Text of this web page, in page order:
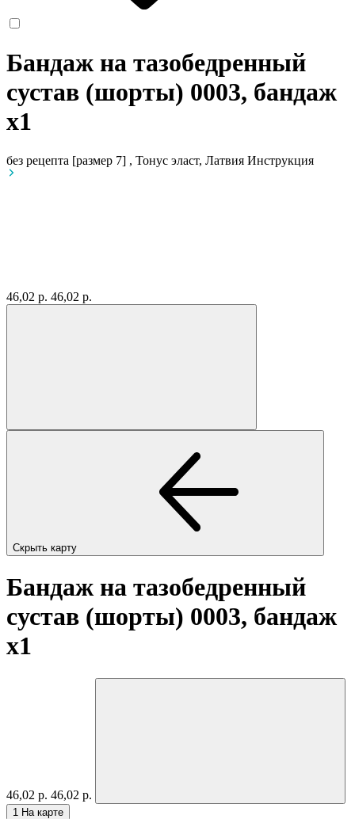
Бандаж на тазобедренный
сустав (шорты) 0003, бандаж
x1
без рецепта [размер 7] , Тонус эласт, Латвия Инструкция
46,02 р. 46,02 р.
Скрыть карту
Бандаж на тазобедренный
сустав (шорты) 0003, бандаж
x1
46,02 р. 46,02 р.
1 На карте